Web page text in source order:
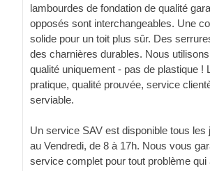
lambourdes de fondation de qualité
opposés sont interchangeables. Une
solide pour un toit plus sûr. Des
des charnières durables. Nous
qualité uniquement - pas de plastique !
pratique, qualité prouvée, service
serviable.
Un service SAV est disponible tous les
au Vendredi, de 8 à 17h. Nous vous
service complet pour tout problème qui